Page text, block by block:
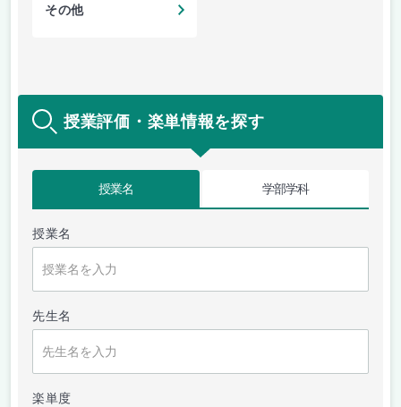
その他
授業評価・楽単情報を探す
授業名 学部学科
授業名
先生名
楽単度